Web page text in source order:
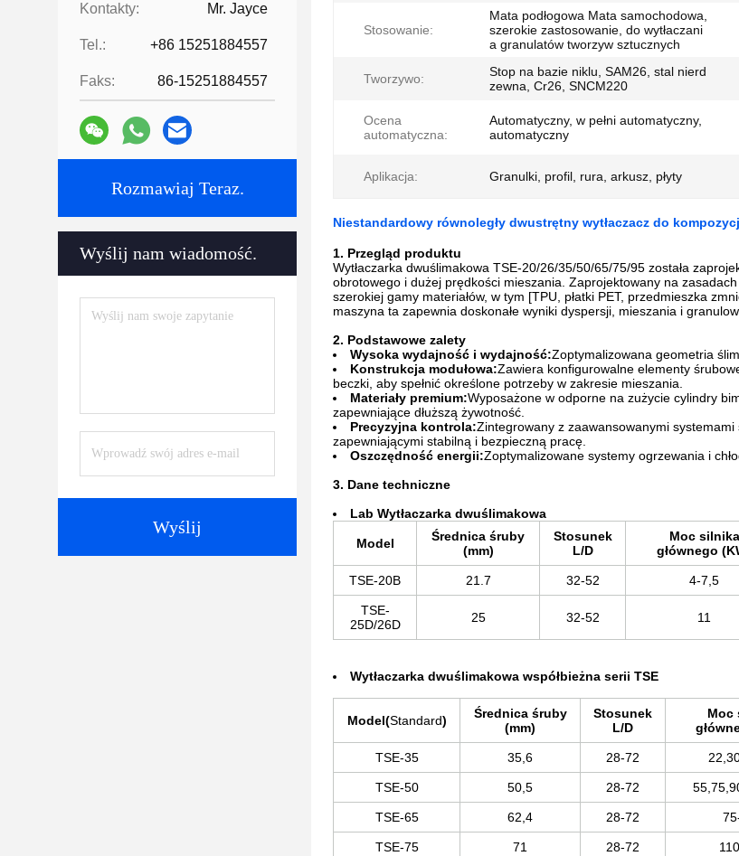
Kontakty: Mr. Jayce
Tel.: +86 15251884557
Faks: 86-15251884557
Rozmawiaj Teraz.
Wyślij nam wiadomość.
Wyślij
Stosowanie:
Mata podłogowa Mata samochodowa,
szerokie zastosowanie, do wytłaczani
a granulatów tworzyw sztucznych
Tworzywo:
Stop na bazie niklu, SAM26, stal nierd
zewna, Cr26, SNCM220
Ocena
automatyczna:
Automatyczny, w pełni automatyczny,
automatyczny
Aplikacja: Granulki, profil, rura, arkusz, płyty
Niestandardowy równoległy dwustrętny wytłaczacz do
1. Przegląd produktu
Wytłaczarka dwuślimakowa TSE-20/26/35/50/65/75/95 została
obrotowego i dużej prędkości mieszania. Zaprojektowany na
szerokiej gamy materiałów, w tym [TPU, płatki PET, przedmieszka
maszyna ta zapewnia doskonałe wyniki dyspersji, mieszania i
2. Podstawowe zalety
Wysoka wydajność i wydajność:Zoptymalizowana geometria
Konstrukcja modułowa:Zawiera konfigurowalne elementy
beczki, aby spełnić określone potrzeby w zakresie mieszania.
Materiały premium:Wyposażone w odporne na zużycie cylindry
zapewniające dłuższą żywotność.
Precyzyjna kontrola:Zintegrowany z zaawansowanymi
zapewniającymi stabilną i bezpieczną pracę.
Oszczędność energii:Zoptymalizowane systemy ogrzewania i
3. Dane techniczne
Lab Wytłaczarka dwuślimakowa
Model
Średnica śruby
(mm)
Stosunek
L/D
Moc silnika
głównego
TSE-20B 21.7 32-52 4-7,5
TSE-
25D/26D
25 32-52 11
Wytłaczarka dwuślimakowa współbieżna serii TSE
Model(Standard)
Średnica śruby
(mm)
Stosunek
L/D
Moc
TSE-35 35,6 28-72
TSE-50 50,5 28-72
TSE-65 62,4 28-72
TSE-75 71 28-72